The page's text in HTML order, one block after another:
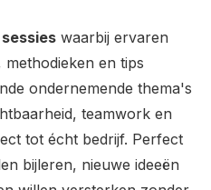
waarbij ervaren
en tips
ondernemende thema's
teamwork en
tot écht bedrijf. Perfect
bijleren, nieuwe ideeën